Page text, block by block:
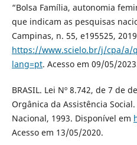
“Bolsa Família, autonomia
que indicam as pesquisas
Campinas, n. 55, e195525,
https://www.scielo.br/j/cpa/a/
lang=pt. Acesso em 09/05/
BRASIL. Lei Nº 8.742, de 7 de
Orgânica da Assistência
Nacional, 1993. Disponível em
Acesso em 13/05/2020.